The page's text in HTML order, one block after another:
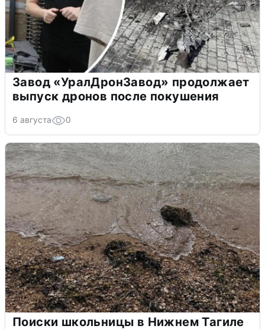
Завод «УралДронЗавод» продолжает
выпуск дронов после покушения
6 августа 0
Поиски школьницы в Нижнем Тагиле